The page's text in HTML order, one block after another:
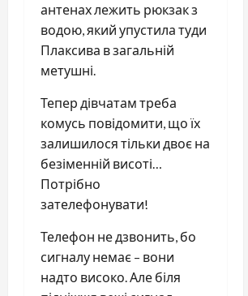
антенах лежить рюкзак з
водою, який упустила туди
Плаксива в загальній
метушні.
Тепер дівчатам треба
комусь повідомити, що їх
залишилося тільки двоє на
безіменній висоті…
Потрібно
зателефонувати!
Телефон не дзвонить, бо
сигналу немає – вони
надто високо. Але біля